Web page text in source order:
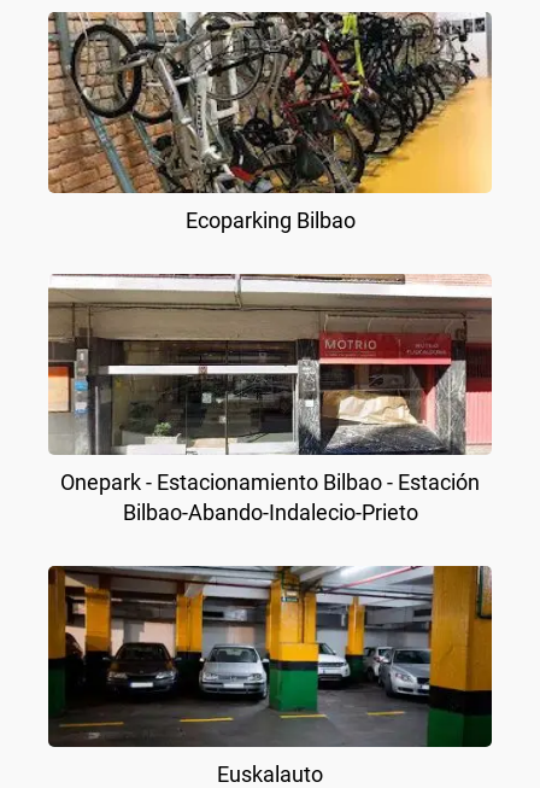
Ecoparking Bilbao
Onepark - Estacionamiento Bilbao - Estación
Bilbao-Abando-Indalecio-Prieto
Euskalauto